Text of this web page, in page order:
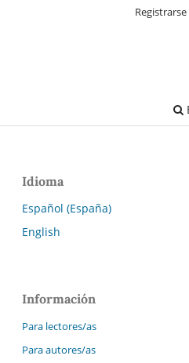
Registrarse
Idioma
Español (España)
English
Información
Para lectores/as
Para autores/as